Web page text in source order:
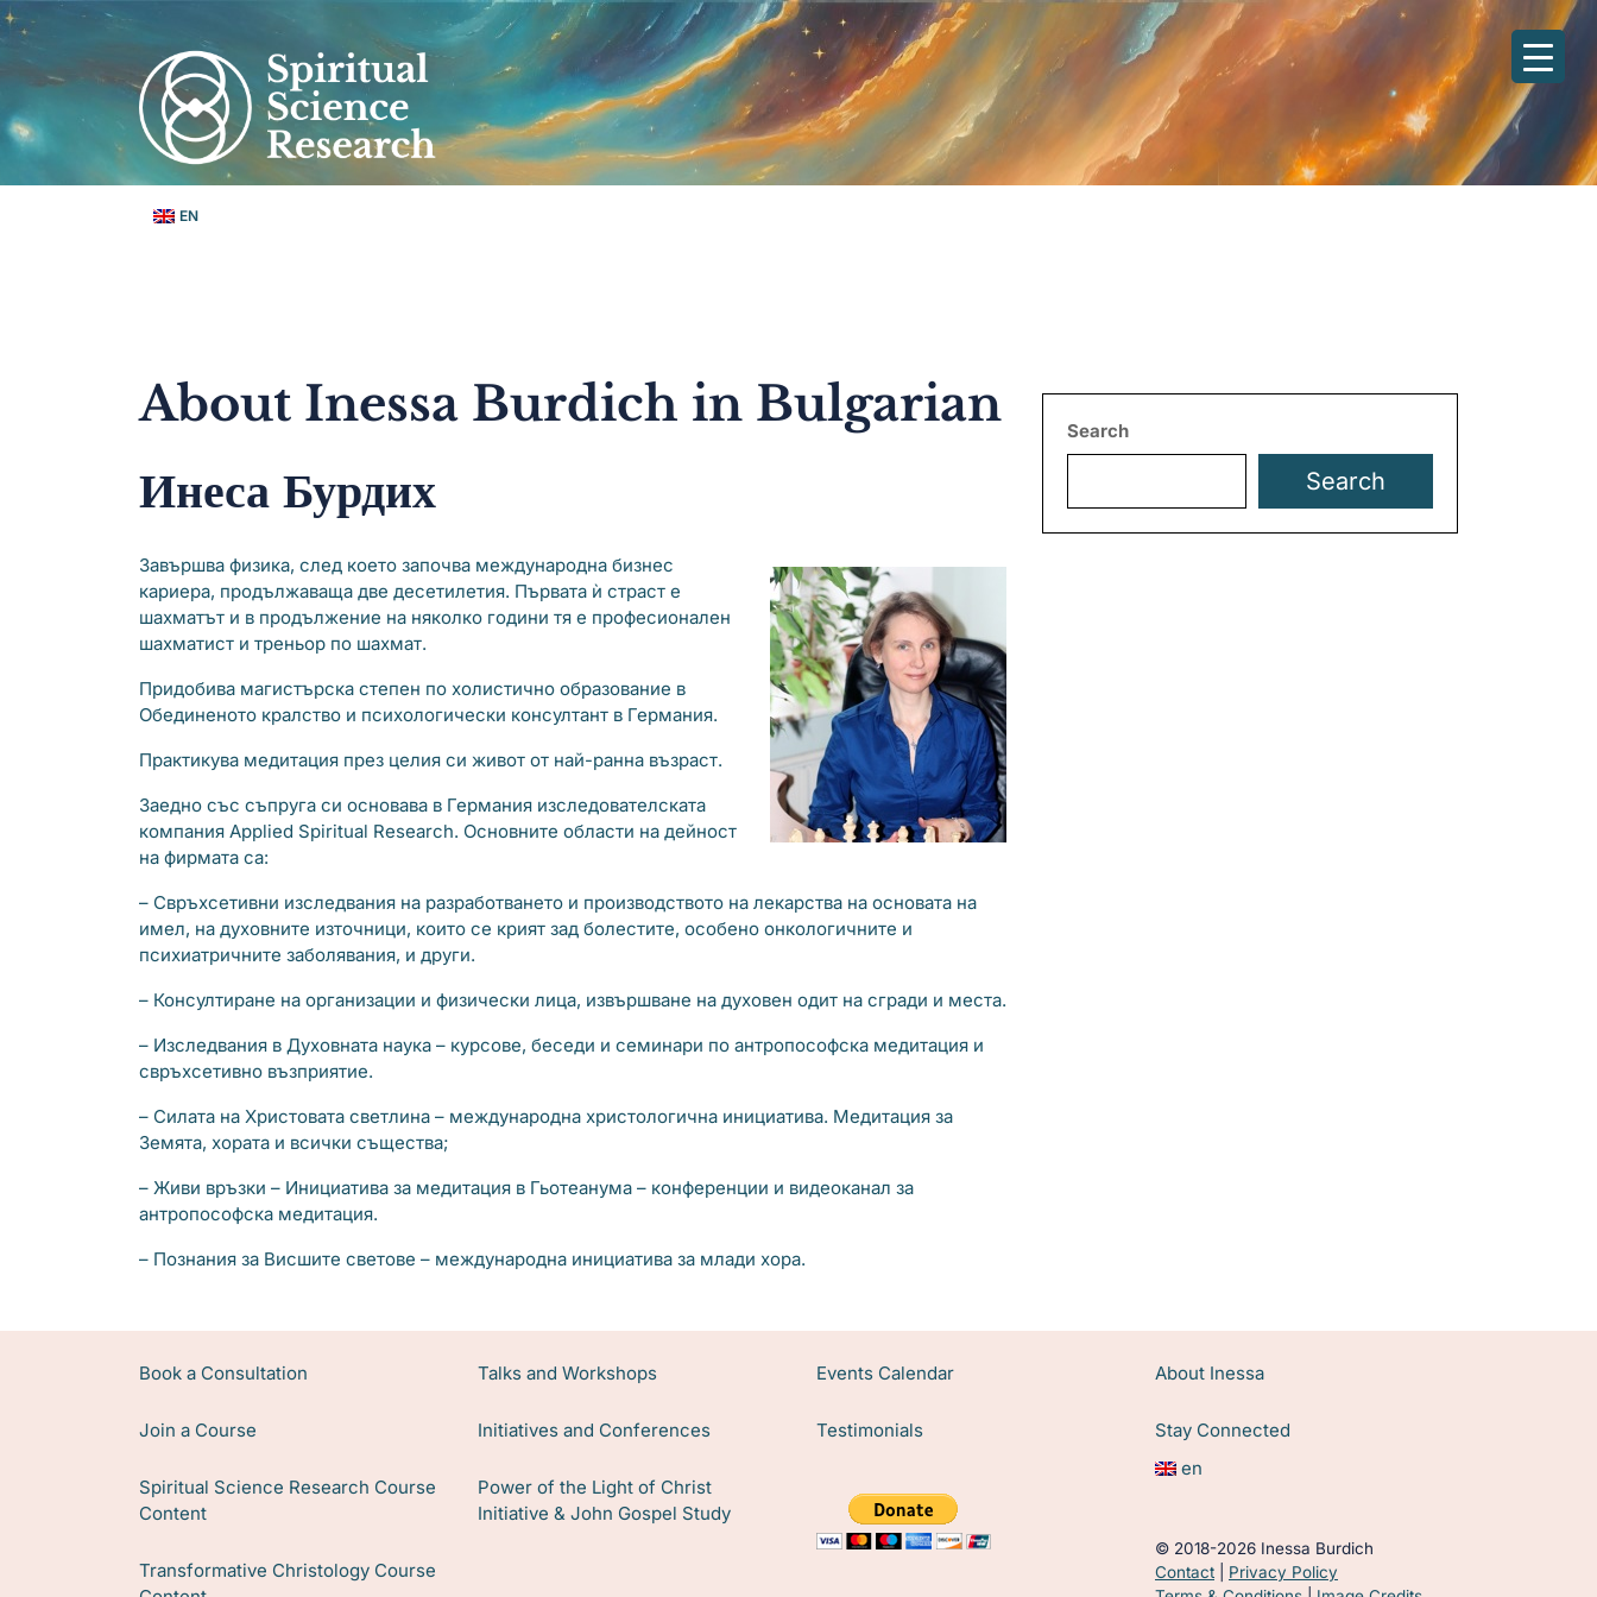
Skip
to
content
EN
About Inessa Burdich in Bulgarian
Инеса Бурдих
Завършва физика, след което започва международна бизнес
кариера, продължаваща две десетилетия. Първата ѝ страст е
шахматът и в продължение на няколко години тя е професионален
шахматист и треньор по шахмат.
Придобива магистърска степен по холистично образование в
Обединеното кралство и психологически консултант в Германия.
Практикува медитация през целия си живот от най-ранна възраст.
Заедно със съпруга си основава в Германия изследователската
компания Applied Spiritual Research. Основните области на дейност
на фирмата са:
– Свръхсетивни изследвания на разработването и производството на лекарства на основата на
имел, на духовните източници, които се крият зад болестите, особено онкологичните и
психиатричните заболявания, и други.
– Консултиране на организации и физически лица, извършване на духовен одит на сгради и места.
– Изследвания в Духовната наука – курсове, беседи и семинари по антропософска медитация и
свръхсетивно възприятие.
– Силата на Христовата светлина – международна христологична инициатива. Медитация за
Земята, хората и всички същества;
– Живи връзки – Инициатива за медитация в Гьотеанума – конференции и видеоканал за
антропософска медитация.
– Познания за Висшите светове – международна инициатива за млади хора.
Search
Search
Book a Consultation
Join a Course
Spiritual Science Research Course
Content
Transformative Christology Course
Talks and Workshops
Initiatives and Conferences
Power of the Light of Christ
Initiative & John Gospel Study
Events Calendar
Testimonials
About Inessa
Stay Connected
en
© 2018-2026 Inessa Burdich
Contact
Privacy Policy